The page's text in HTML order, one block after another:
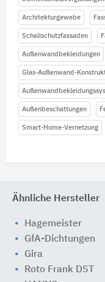
Architekturgewebe
Schallschutzfassaden
Außenwandbekleidungen
Glas-Außenwand-
Außenbeschattungen
Smart-Home-Vernetzung
Ähnliche Hersteller
Hagemeister
GfA-Dichtungen
Gira
Roto Frank DST